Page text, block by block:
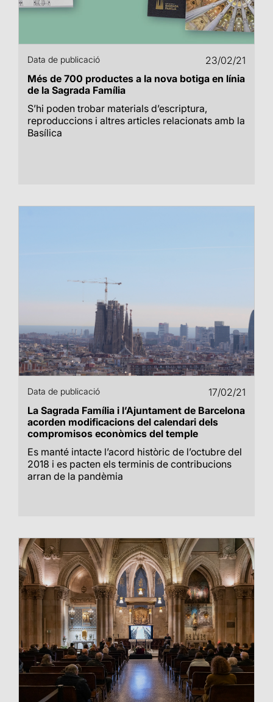
Data de publicació
23/02/21
Més de 700 productes a la nova botiga en línia
de la Sagrada Família
S’hi poden trobar materials d’escriptura,
reproduccions i altres articles relacionats amb la
Basílica
Data de publicació
17/02/21
La Sagrada Família i l’Ajuntament de Barcelona
acorden modificacions del calendari dels
compromisos econòmics del temple
Es manté intacte l’acord històric de l’octubre del
2018 i es pacten els terminis de contribucions
arran de la pandèmia